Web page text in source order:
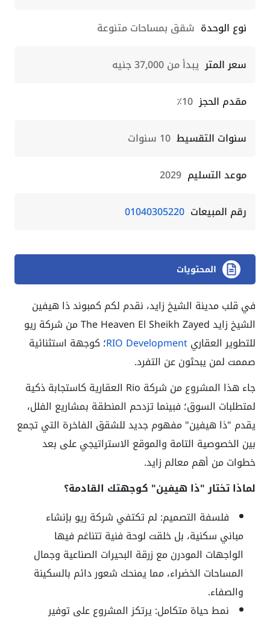
نوع الوحدة شقق بمساحات متنوعة
سعر المتر يبدأ من 37,000 جنيه
مقدم الحجز 10٪
سنوات التقسيط 10 سنوات
موعد التسليم 2029
رقم المبيعات 01040305220
المحتويات
في قلب مدينة الشيخ زايد، نقدم لكم كمبوند ذا هيفين
الشيخ زايد The Heaven El Sheikh Zayed من شركة ريو
للتطوير العقاريRIO Development؛ كوجهة استثنائية
صممت لمن يبحثون عن التفرد.
جاء هذا المشروع من شركة Rio العقارية كاستجابة ذكية
لمتطلبات السوق؛ فبينما تزدحم المنطقة بمشاريع الفلل،
يقدم "ذا هيفين" مفهوم جديد للشقق الفاخرة التي تجمع
بين الخصوصية التامة والموقع الاستراتيجي على بعد
خطوات من أهم معالم زايد.
لماذا تختار "ذا هيفين" كوجهتك القادمة؟
فلسفة التصميم: لم تكتفي شركة ريو بإنشاء
مباني سكنية، بل خلقت لوحة فنية تتناغم فيها
الواجهات المودرن مع زرقة البحيرات الصناعية وجمال
المساحات الخضراء، مما يمنحك شعور دائم بالسكينة
والصفاء.
نمط حياة متكامل: يرتكز المشروع على توفير